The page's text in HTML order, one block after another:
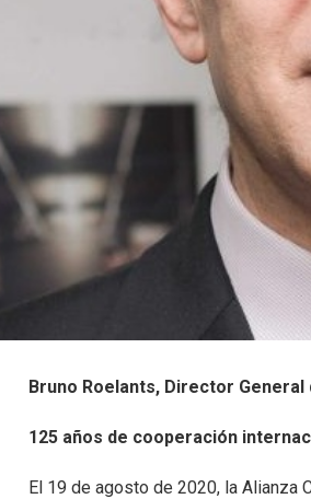
Bruno Roelants, Director General
125 años de cooperación
El 19 de agosto de 2020, la Alianza